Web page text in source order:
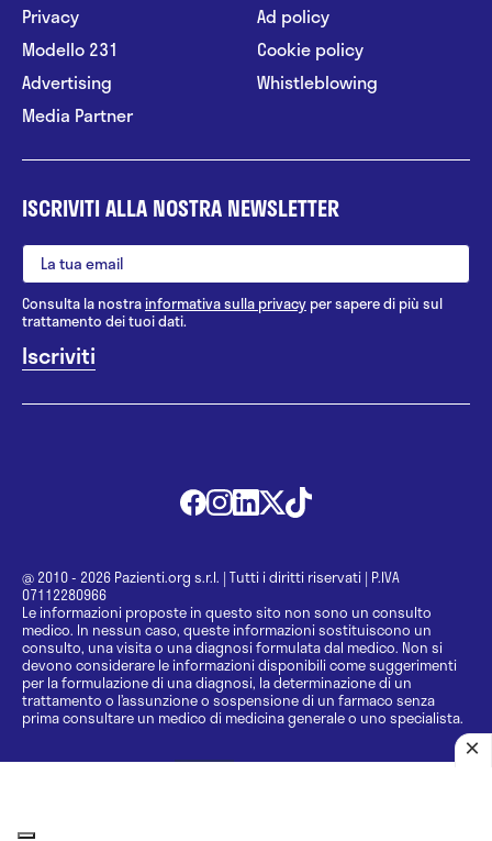
Privacy
Modello 231
Advertising
Media Partner
Ad policy
Cookie policy
Whistleblowing
ISCRIVITI ALLA NOSTRA NEWSLETTER
Consulta la nostrainformativa sulla privacy per sapere di più sul
trattamento dei tuoi dati.
@ 2010 - 2026 Pazienti.org s.r.l. | Tutti i diritti riservati | P.IVA
07112280966
Le informazioni proposte in questo sito non sono un consulto
medico. In nessun caso, queste informazioni sostituiscono un
consulto, una visita o una diagnosi formulata dal medico. Non si
devono considerare le informazioni disponibili come suggerimenti
per la formulazione di una diagnosi, la determinazione di un
trattamento o l’assunzione o sospensione di un farmaco senza
prima consultare un medico di medicina generale o uno specialista.